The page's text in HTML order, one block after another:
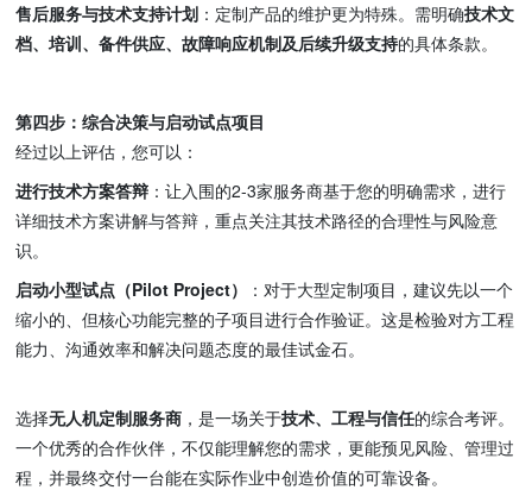
售后服务与技术支持计划 ：定制产品的维护更为特殊。需明确技术文
档、培训、备件供应、故障响应机制及后续升级支持的具体条款。
第四步：综合决策与启动试点项目
经过以上评估，您可以：
进行技术方案答辩 ：让入围的2-3家服务商基于您的明确需求，进行
详细技术方案讲解与答辩，重点关注其技术路径的合理性与风险意
识。
启动小型试点（Pilot Project）
：对于大型定制项目，建议先以一个
缩小的、但核心功能完整的子项目进行合作验证。这是检验对方工程
能力、沟通效率和解决问题态度的最佳试金石。
选择无人机定制服务商 ，是一场关于技术、工程与信任的综合考评。
一个优秀的合作伙伴，不仅能理解您的需求，更能预见风险、管理过
程，并最终交付一台能在实际作业中创造价值的可靠设备。